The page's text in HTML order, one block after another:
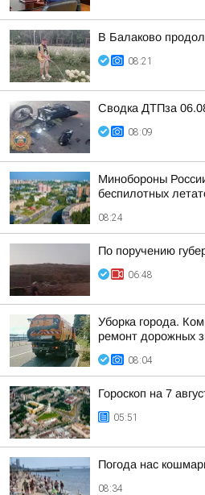
В Балаково
08:21
Сводка ДТПза
08:09
Минобороны
беспилотных
08:24
По поручению
06:48
Уборка города.
ремонт дорожных
08:04
Гороскоп на 7
05:51
Погода нас
08:34